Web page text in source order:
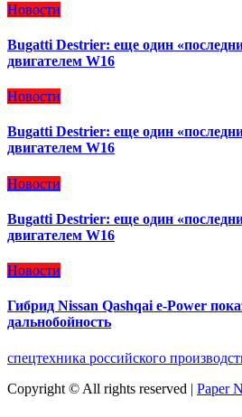
Новости
Bugatti Destrier: еще один
двигателем W16
Новости
Bugatti Destrier: еще один
двигателем W16
Новости
Bugatti Destrier: еще один
двигателем W16
Новости
Гибрид Nissan Qashqai e-Power
дальнобойность
спецтехника российского
Copyright © All rights reserved | Paper